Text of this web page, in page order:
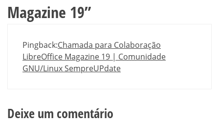
Magazine 19”
Pingback:Chamada para Colaboração
LibreOffice Magazine 19 | Comunidade
GNU/Linux SempreUPdate
Deixe um comentário